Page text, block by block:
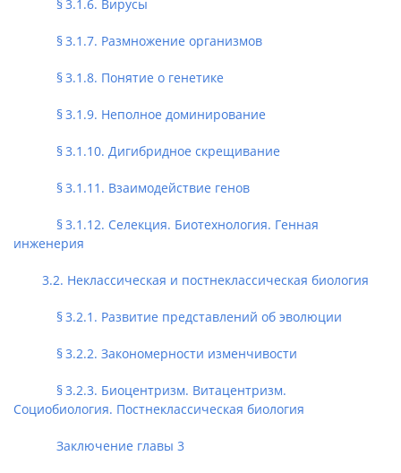
§ 3.1.6. Вирусы
§ 3.1.7. Размножение организмов
§ 3.1.8. Понятие о генетике
§ 3.1.9. Неполное доминирование
§ 3.1.10. Дигибридное скрещивание
§ 3.1.11. Взаимодействие генов
§ 3.1.12. Селекция. Биотехнология. Генная
инженерия
3.2. Неклассическая и постнеклассическая биология
§ 3.2.1. Развитие представлений об эволюции
§ 3.2.2. Закономерности изменчивости
§ 3.2.3. Биоцентризм. Витацентризм.
Социобиология. Постнеклассическая биология
Заключение главы 3